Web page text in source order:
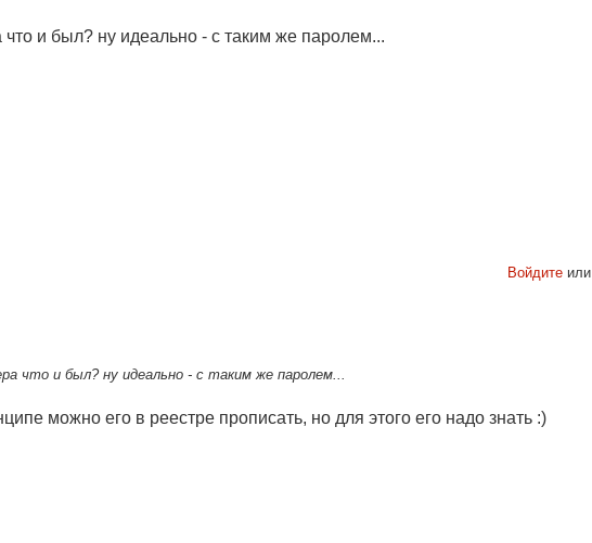
что и был? ну идеально - с таким же паролем...
Войдитеили
что и был? ну идеально - с таким же паролем...
можно его в реестре прописать, но для этого его надо знать :)